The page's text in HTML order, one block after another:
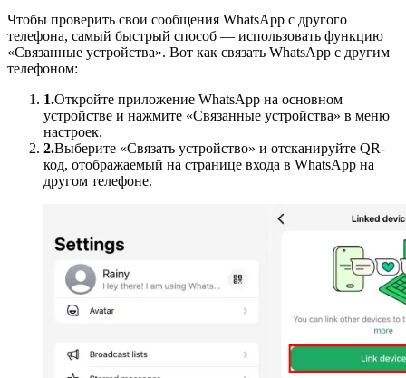
Чтобы проверить свои сообщения WhatsApp с другого
телефона, самый быстрый способ — использовать функцию
«Связанные устройства». Вот как связать WhatsApp с другим
телефоном:
1.Откройте приложение WhatsApp на основном
устройстве и нажмите «Связанные устройства» в меню
настроек.
2.Выберите «Связать устройство» и отсканируйте QR-
код, отображаемый на странице входа в WhatsApp на
другом телефоне.